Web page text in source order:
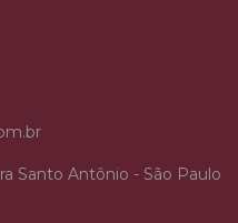
Santo Antônio - São Paulo